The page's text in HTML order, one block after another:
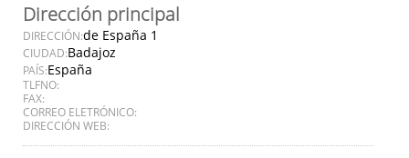
Dirección principal
DIRECCIÓN:de España 1
CIUDAD:Badajoz
PAÍS:España
TLFNO:
FAX:
CORREO ELETRÓNICO:
DIRECCIÓN WEB: